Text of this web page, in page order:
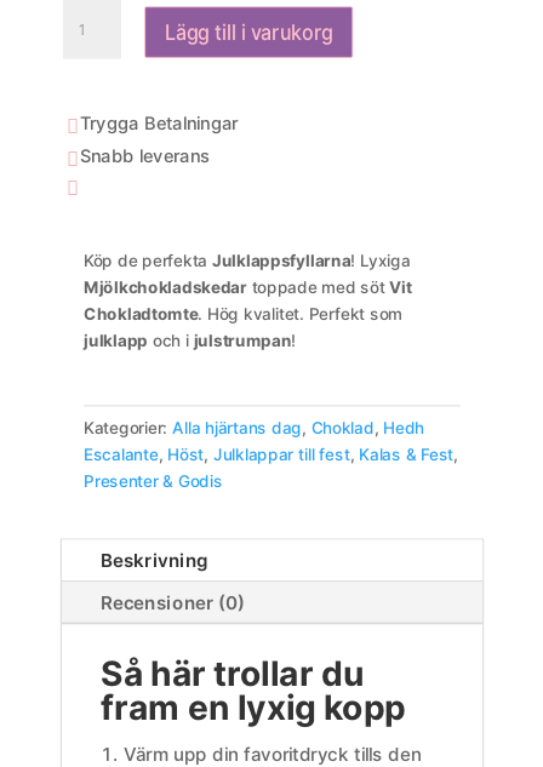
Julchokladskedar
Julklappsfyllare
mängd
Lägg till i varukorg
Trygga Betalningar
Snabb leverans

Köp de perfekta Julklappsfyllarna! Lyxiga
Mjölkchokladskedartoppade med sötVit
Chokladtomte. Hög kvalitet. Perfekt som
julklapp och i julstrumpan!
Kategorier: Alla hjärtans dag, Choklad, Hedh
Escalante, Höst, Julklappar till fest, Kalas & Fest,
Presenter & Godis
Beskrivning
Recensioner (0)
Så här trollar du
fram en lyxig kopp
Värm upp din favoritdryck tills den